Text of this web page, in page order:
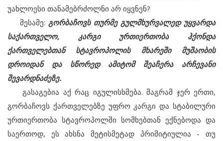
უახლოესი თანამებრძოლნი არ იყვნენ?
მესამე: გორბაჩოვს თურმე გულმხურვალედ უყვარდა
საქართველო, კარგი ურთიერთობა ჰქონდა
ქართველებთან სტავროპოლის მხარეში მუშაობის
დროიდან და სწორედ ამიტომ შეაჩერა არჩევანი
შევარდნაძეზე.
გასაგებია აქ რაც იგულისხმება. მაგრამ ჯერ ერთი,
გორბაჩოვს ქართველებზე უფრო კარგი და სტაბილური
ურთიერთობა სტავროპოლში სომხებთან ექნებოდა და
საერთოდ, ეს ახსნა მეტისმეტად პრიმიტიულია - თუ